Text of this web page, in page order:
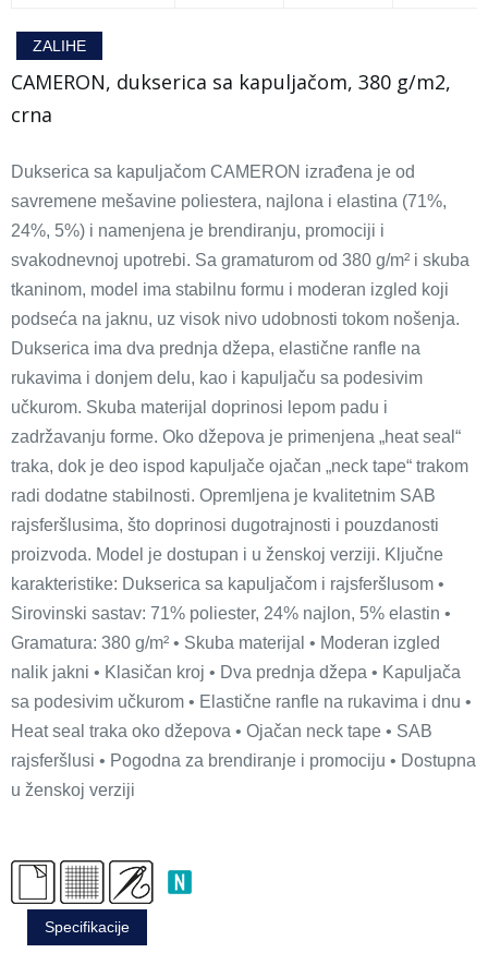
ZALIHE
CAMERON, dukserica sa kapuljačom, 380 g/m2,
crna
Dukserica sa kapuljačom CAMERON izrađena je od
savremene mešavine poliestera, najlona i elastina (71%,
24%, 5%) i namenjena je brendiranju, promociji i
svakodnevnoj upotrebi. Sa gramaturom od 380 g/m² i skuba
tkaninom, model ima stabilnu formu i moderan izgled koji
podseća na jaknu, uz visok nivo udobnosti tokom nošenja.
Dukserica ima dva prednja džepa, elastične ranfle na
rukavima i donjem delu, kao i kapuljaču sa podesivim
učkurom. Skuba materijal doprinosi lepom padu i
zadržavanju forme. Oko džepova je primenjena „heat seal“
traka, dok je deo ispod kapuljače ojačan „neck tape“ trakom
radi dodatne stabilnosti. Opremljena je kvalitetnim SAB
rajsferšlusima, što doprinosi dugotrajnosti i pouzdanosti
proizvoda. Model je dostupan i u ženskoj verziji. Ključne
karakteristike: Dukserica sa kapuljačom i rajsferšlusom •
Sirovinski sastav: 71% poliester, 24% najlon, 5% elastin •
Gramatura: 380 g/m² • Skuba materijal • Moderan izgled
nalik jakni • Klasičan kroj • Dva prednja džepa • Kapuljača
sa podesivim učkurom • Elastične ranfle na rukavima i dnu •
Heat seal traka oko džepova • Ojačan neck tape • SAB
rajsferšlusi • Pogodna za brendiranje i promociju • Dostupna
u ženskoj verziji
Specifikacije